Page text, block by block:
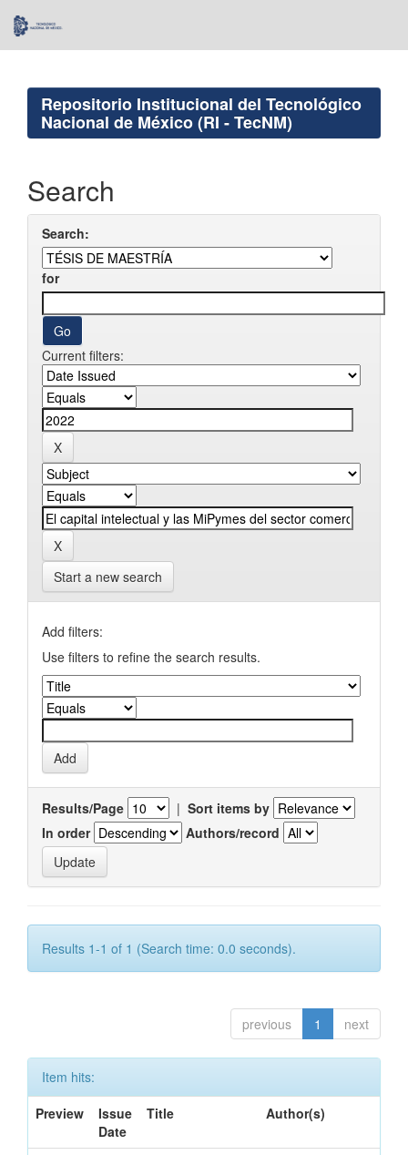
navigation
Repositorio Institucional del Tecnológico
Nacional de México (RI - TecNM)
Search
Search:
for
Current filters:
Start a new search
Add filters:
Use filters to refine the search results.
Results/Page | Sort items by
In order
Authors/record
Results 1-1 of 1 (Search time: 0.0 seconds).
previous 1 next
Item hits:
Preview
Issue
Date
Title Author(s)